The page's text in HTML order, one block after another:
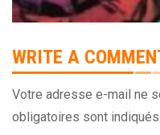
WRITE A
Votre adresse e-mail ne
obligatoires sont